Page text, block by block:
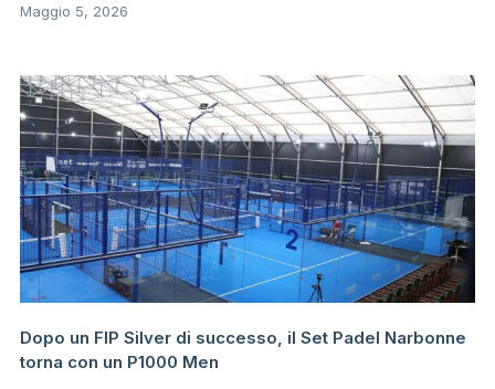
Maggio 5, 2026
Dopo un FIP Silver di successo, il Set Padel Narbonne
torna con un P1000 Men